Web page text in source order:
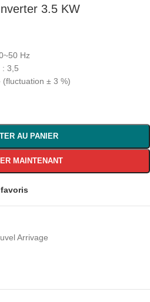
3.5 KW
Hz
: 3,5
± 3 %)
AU PANIER
MAINTENANT
Arrivage